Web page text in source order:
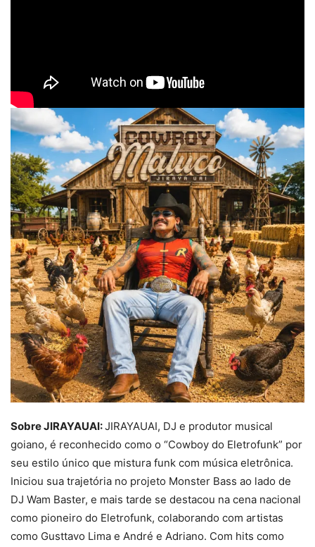
Sobre JIRAYAUAI:JIRAYAUAI, DJ e produtor musical
goiano, é reconhecido como o “Cowboy do Eletrofunk” por
seu estilo único que mistura funk com música eletrônica.
Iniciou sua trajetória no projeto Monster Bass ao lado de
DJ Wam Baster, e mais tarde se destacou na cena nacional
como pioneiro do Eletrofunk, colaborando com artistas
como Gusttavo Lima e André e Adriano. Com hits como